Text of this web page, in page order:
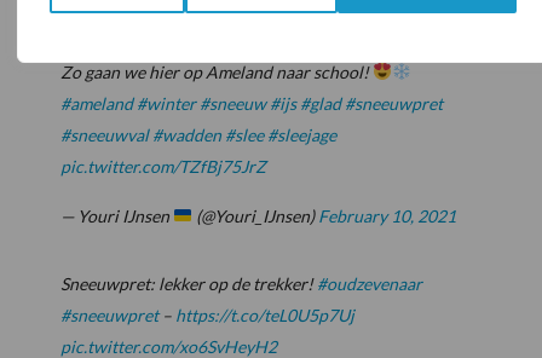
Zo gaan we hier op Ameland naar school!
#ameland #winter #sneeuw #ijs #glad #sneeuwpret
#sneeuwval #wadden #slee #sleejage
pic.twitter.com/TZfBj75JrZ
— Youri IJnsen (@Youri_IJnsen)February 10, 2021
Sneeuwpret: lekker op de trekker!#oudzevenaar
#sneeuwpret– https://t.co/teL0U5p7Uj
pic.twitter.com/xo6SvHeyH2